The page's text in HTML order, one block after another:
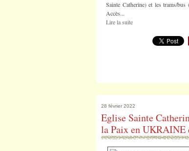
Sainte Catherine) et les trams/
Accès...
Lire la suite
28 février 2022
Eglise Sainte
la Paix en UKRAINE